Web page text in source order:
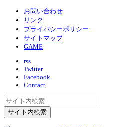
お問い合わせ
リンク
プライバシーポリシー
サイトマップ
GAME
rss
Twitter
Facebook
Contact